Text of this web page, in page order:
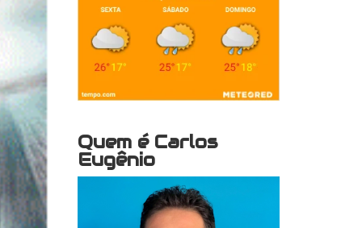
Quem é Carlos
Eugênio